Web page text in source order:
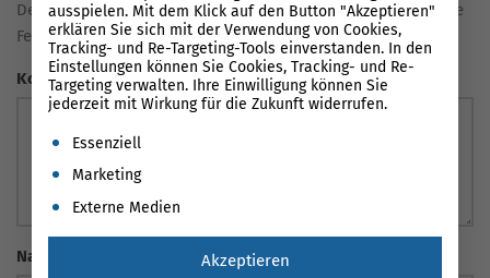
Deine E-Mail-Adresse wird nicht veröffentlicht. Erforderliche
Felder sind markiert *
Kommentar
Name
ausspielen. Mit dem Klick auf den Button "Akzeptieren"
erklären Sie sich mit der Verwendung von Cookies,
Tracking- und Re-Targeting-Tools einverstanden. In den
Einstellungen können Sie Cookies, Tracking- und Re-
Targeting verwalten. Ihre Einwilligung können Sie
jederzeit mit Wirkung für die Zukunft widerrufen.
Es folgt eine Liste der Service-Gruppen, für die eine
Essenziell
Marketing
Externe Medien
Akzeptieren